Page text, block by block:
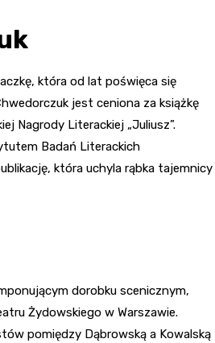
która od lat poświęca się
jest ceniona za książkę
Nagrody Literackiej „Juliusz”.
Badań Literackich
która uchyla rąbka tajemnicy
dorobku scenicznym,
Żydowskiego w Warszawie.
pomiędzy Dąbrowską a Kowalską